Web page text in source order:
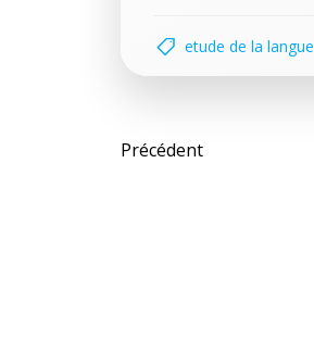
etude de la langue
Post
Précédent